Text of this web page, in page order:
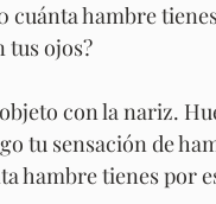
cuánta hambre
tus ojos?
con la nariz.
tu sensación de
hambre tienes por